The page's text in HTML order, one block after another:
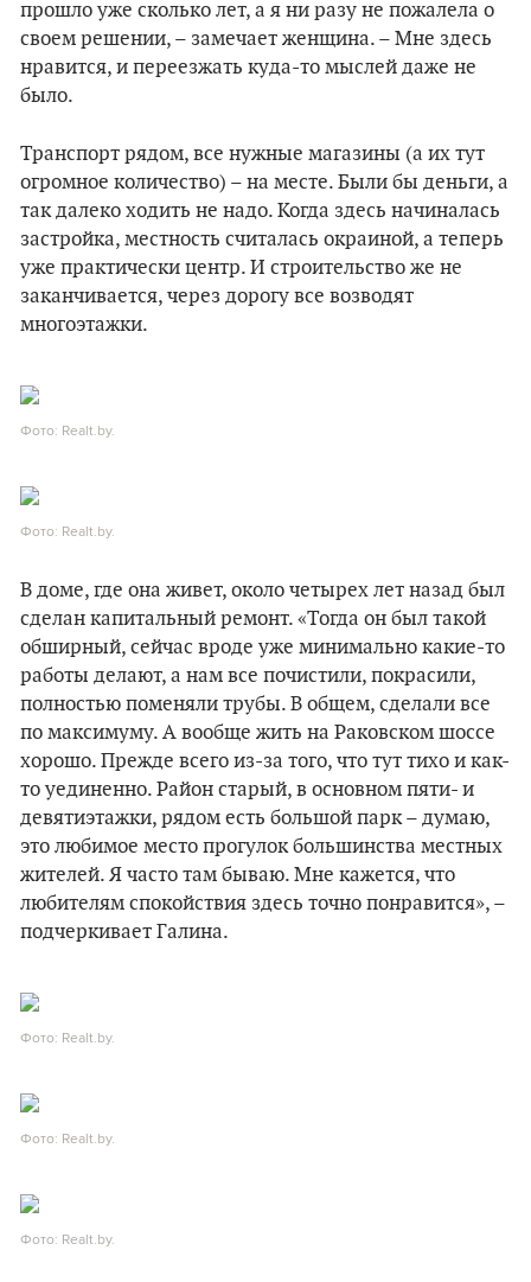
прошло уже сколько лет, а я ни разу не пожалела о
своем решении, – замечает женщина. – Мне здесь
нравится, и переезжать куда-то мыслей даже не
было.
Транспорт рядом, все нужные магазины (а их тут
огромное количество) – на месте. Были бы деньги, а
так далеко ходить не надо. Когда здесь начиналась
застройка, местность считалась окраиной, а теперь
уже практически центр. И строительство же не
заканчивается, через дорогу все возводят
многоэтажки.
Фото: Realt.by.
Фото: Realt.by.
В доме, где она живет, около четырех лет назад был
сделан капитальный ремонт. «Тогда он был такой
обширный, сейчас вроде уже минимально какие-то
работы делают, а нам все почистили, покрасили,
полностью поменяли трубы. В общем, сделали все
по максимуму. А вообще жить на Раковском шоссе
хорошо. Прежде всего из-за того, что тут тихо и как-
то уединенно. Район старый, в основном пяти- и
девятиэтажки, рядом есть большой парк – думаю,
это любимое место прогулок большинства местных
жителей. Я часто там бываю. Мне кажется, что
любителям спокойствия здесь точно понравится», –
подчеркивает Галина.
Фото: Realt.by.
Фото: Realt.by.
Фото: Realt.by.